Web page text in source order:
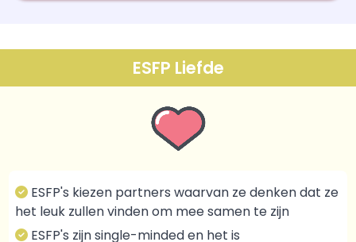
ESFP Liefde
ESFP's kiezen partners waarvan ze denken dat ze
het leuk zullen vinden om mee samen te zijn
ESFP's zijn single-minded en het is